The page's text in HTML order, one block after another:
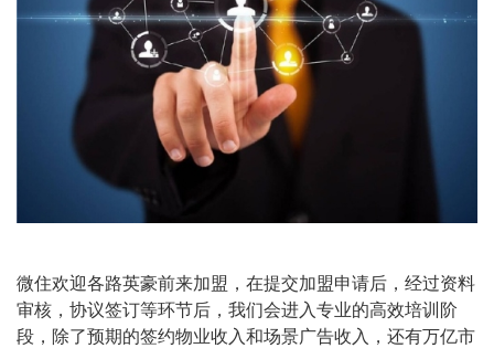
微住欢迎各路英豪前来加盟，在提交加盟申请后，经过资料
审核，协议签订等环节后，我们会进入专业的高效培训阶
段，除了预期的签约物业收入和场景广告收入，还有万亿市